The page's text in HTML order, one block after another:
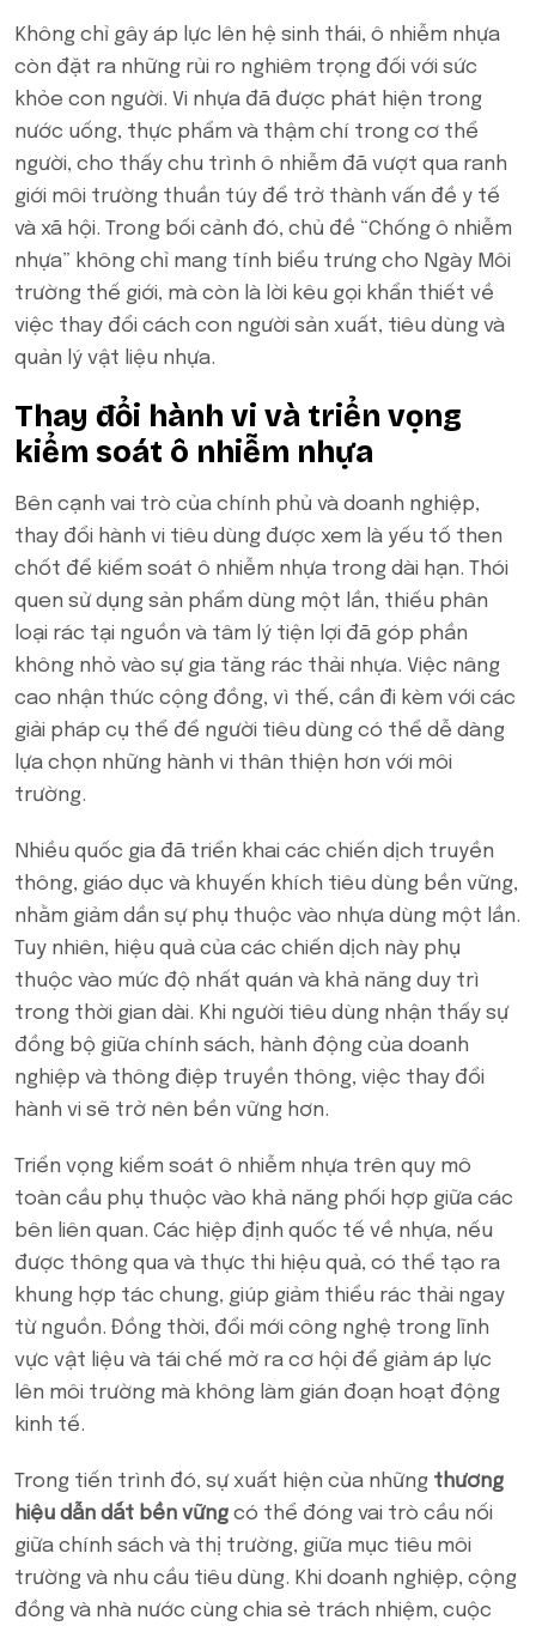
Không chỉ gây áp lực lên hệ sinh thái, ô nhiễm nhựa
còn đặt ra những rủi ro nghiêm trọng đối với sức
khỏe con người. Vi nhựa đã được phát hiện trong
nước uống, thực phẩm và thậm chí trong cơ thể
người, cho thấy chu trình ô nhiễm đã vượt qua ranh
giới môi trường thuần túy để trở thành vấn đề y tế
và xã hội. Trong bối cảnh đó, chủ đề “Chống ô nhiễm
nhựa” không chỉ mang tính biểu trưng cho Ngày Môi
trường thế giới, mà còn là lời kêu gọi khẩn thiết về
việc thay đổi cách con người sản xuất, tiêu dùng và
quản lý vật liệu nhựa.
Thay đổi hành vi và triển vọng
kiểm soát ô nhiễm nhựa
Bên cạnh vai trò của chính phủ và doanh nghiệp,
thay đổi hành vi tiêu dùng được xem là yếu tố then
chốt để kiểm soát ô nhiễm nhựa trong dài hạn. Thói
quen sử dụng sản phẩm dùng một lần, thiếu phân
loại rác tại nguồn và tâm lý tiện lợi đã góp phần
không nhỏ vào sự gia tăng rác thải nhựa. Việc nâng
cao nhận thức cộng đồng, vì thế, cần đi kèm với các
giải pháp cụ thể để người tiêu dùng có thể dễ dàng
lựa chọn những hành vi thân thiện hơn với môi
trường.
Nhiều quốc gia đã triển khai các chiến dịch truyền
thông, giáo dục và khuyến khích tiêu dùng bền vững,
nhằm giảm dần sự phụ thuộc vào nhựa dùng một lần.
Tuy nhiên, hiệu quả của các chiến dịch này phụ
thuộc vào mức độ nhất quán và khả năng duy trì
trong thời gian dài. Khi người tiêu dùng nhận thấy sự
đồng bộ giữa chính sách, hành động của doanh
nghiệp và thông điệp truyền thông, việc thay đổi
hành vi sẽ trở nên bền vững hơn.
Triển vọng kiểm soát ô nhiễm nhựa trên quy mô
toàn cầu phụ thuộc vào khả năng phối hợp giữa các
bên liên quan. Các hiệp định quốc tế về nhựa, nếu
được thông qua và thực thi hiệu quả, có thể tạo ra
khung hợp tác chung, giúp giảm thiểu rác thải ngay
từ nguồn. Đồng thời, đổi mới công nghệ trong lĩnh
vực vật liệu và tái chế mở ra cơ hội để giảm áp lực
lên môi trường mà không làm gián đoạn hoạt động
kinh tế.
Trong tiến trình đó, sự xuất hiện của những thương
hiệu dẫn dắt bền vững có thể đóng vai trò cầu nối
giữa chính sách và thị trường, giữa mục tiêu môi
trường và nhu cầu tiêu dùng. Khi doanh nghiệp, cộng
đồng và nhà nước cùng chia sẻ trách nhiệm, cuộc